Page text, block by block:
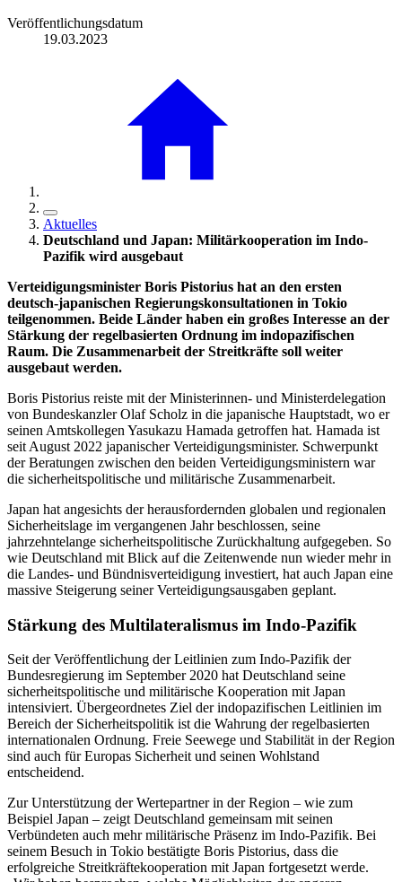
Veröffentlichungsdatum
19.03.2023
Aktuelles
Deutschland und Japan: Militärkooperation im Indo-
Pazifik wird ausgebaut
Verteidigungsminister Boris Pistorius hat an den ersten
deutsch-japanischen Regierungskonsultationen in Tokio
teilgenommen. Beide Länder haben ein großes Interesse an der
Stärkung der regelbasierten Ordnung im indopazifischen
Raum. Die Zusammenarbeit der Streitkräfte soll weiter
ausgebaut werden.
Boris Pistorius reiste mit der Ministerinnen- und Ministerdelegation
von Bundeskanzler Olaf Scholz in die japanische Hauptstadt, wo er
seinen Amtskollegen Yasukazu Hamada getroffen hat. Hamada ist
seit August 2022 japanischer Verteidigungsminister. Schwerpunkt
der Beratungen zwischen den beiden Verteidigungsministern war
die sicherheitspolitische und militärische Zusammenarbeit.
Japan hat angesichts der herausfordernden globalen und regionalen
Sicherheitslage im vergangenen Jahr beschlossen, seine
jahrzehntelange sicherheitspolitische Zurückhaltung aufgegeben. So
wie Deutschland mit Blick auf die Zeitenwende nun wieder mehr in
die Landes- und Bündnisverteidigung investiert, hat auch Japan eine
massive Steigerung seiner Verteidigungsausgaben geplant.
Stärkung des Multilateralismus im Indo-Pazifik
Seit der Veröffentlichung der Leitlinien zum Indo-Pazifik der
Bundesregierung im September 2020 hat Deutschland seine
sicherheitspolitische und militärische Kooperation mit Japan
intensiviert. Übergeordnetes Ziel der indopazifischen Leitlinien im
Bereich der Sicherheitspolitik ist die Wahrung der regelbasierten
internationalen Ordnung. Freie Seewege und Stabilität in der Region
sind auch für Europas Sicherheit und seinen Wohlstand
entscheidend.
Zur Unterstützung der Wertepartner in der Region – wie zum
Beispiel Japan – zeigt Deutschland gemeinsam mit seinen
Verbündeten auch mehr militärische Präsenz im Indo-Pazifik. Bei
seinem Besuch in Tokio bestätigte Boris Pistorius, dass die
erfolgreiche Streitkräftekooperation mit Japan fortgesetzt werde.